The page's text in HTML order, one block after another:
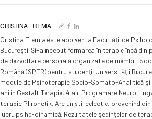
CRISTINA EREMIA
Cristina Eremia este abolventa Facultăţii de
Bucureşti. Şi-a început formarea în terapie încă
de dezvoltare personală organizate de membrii
Română (SPER) pentru studenţii Universităţii
module de Psihoterapie Socio-Somato-Analitică şi
ani în Gestalt Terapie, 4 ani Programare Neuro
terapie Phronetik. Are un stil eclectic, provenind
lucru psiho-dinamică. Rezultatele şedinţelor de